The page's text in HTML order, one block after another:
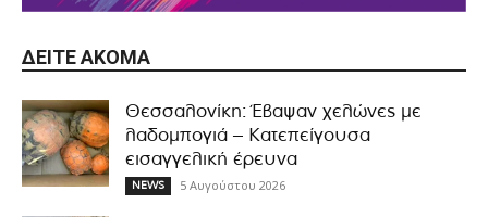
ΔΕΊΤΕ ΑΚΌΜΑ
Θεσσαλονίκη: Έβαψαν χελώνες με
λαδομπογιά – Κατεπείγουσα
εισαγγελική έρευνα
NEWS 5 Αυγούστου 2026